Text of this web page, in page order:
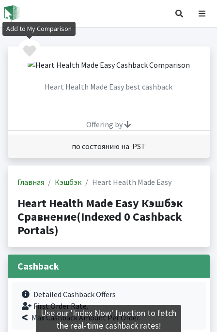
Heart Health Made Easy best cashback
Offering by
по состоянию на PST
Главная Кэшбэк Heart Health Made Easy
Heart Health Made Easy Кэшбэк
Сравнение(Indexed 0 Cashback
Portals)
Cashback
Detailed Cashback Offers
First Order Rate.
Max Cashback Amount Per Order.
Add to My Comparison
Use our 'Index Now' function to fetch
the real-time cashback rates!